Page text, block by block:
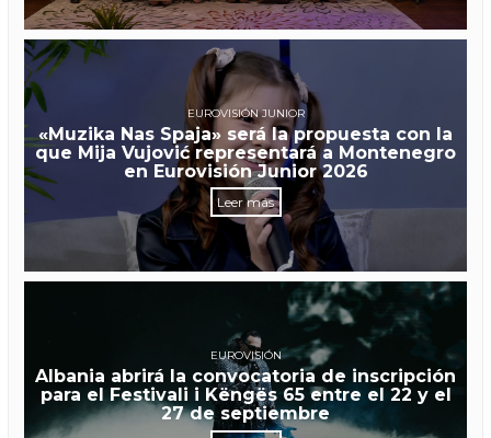
EUROVISIÓN JUNIOR
«Muzika Nas Spaja» será la propuesta con la
que Mija Vujović representará a Montenegro
en Eurovisión Junior 2026
Leer más
EUROVISIÓN
Albania abrirá la convocatoria de inscripción
para el Festivali i Këngës 65 entre el 22 y el
27 de septiembre